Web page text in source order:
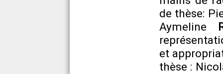
de thèse:
Aymeline
et
thèse :